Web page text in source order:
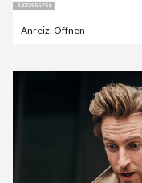
Anreiz, Öffnen